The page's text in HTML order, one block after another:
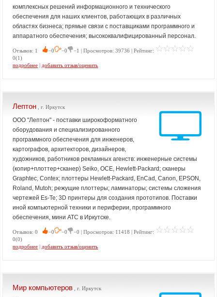
комплексных решений информационного и технического
обеспечения для наших клиентов, работающих в различных
областях бизнеса; прямые связи с поставщиками программного и
аппаратного обеспечения; высококвалифицированный персонал.
Отзывов: 1 −0 −0
−1 | Просмотров: 39736 | Рейтинг:
0(1)
подробнее | добавить отзыв/оценить
Лептон , г. Иркутск
ООО "Лептон" - поставки широкоформатного
оборудования и специализированного
программного обеспечения для инженеров,
картографов, архитекторов, дизайнеров,
художников, работников рекламных агенств: инженерные системы
(копир+плоттер+сканер) Seiko, OCE, Hewlett-Packard; сканеры
Graphtec, Contex; плоттеры Hewlett-Packard, EnCad, Canon, EPSON,
Roland, Mutoh; режущие плоттеры; ламинаторы; системы сложения
чертежей Es-Te; 3D принтеры для создания прототипов. Поставки
иной компьютерной техники и периферии, программного
обеспечения, мини АТС в Иркутске.
Отзывов: 0 −0 −0
−0 | Просмотров: 11418 | Рейтинг:
0(0)
подробнее | добавить отзыв/оценить
Мир компьютеров , г. Иркутск